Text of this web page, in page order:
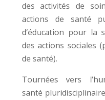
des activités de
actions de santé
d’éducation pour la
des actions sociales
de santé).
Tournées vers
santé